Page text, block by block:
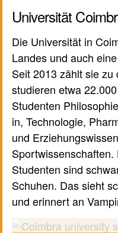
Universität
Die Universität in
Landes und auch
Seit 2013 zählt sie
studieren etwa 22.000
Studenten
in, Technologie,
und
Studenten sind
Schuhen. Das sieht
und erinnert an